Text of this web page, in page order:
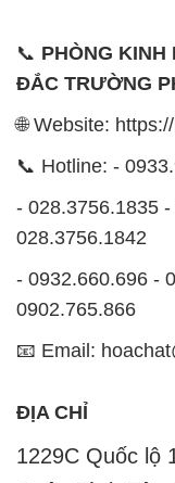
📞 PHÒNG KINH
ĐẮC TRƯỜNG
🌐 Website:
📞 Hotline: -
- 028.3756.1835
028.3756.1842
- 0932.660.696 -
0902.765.866
📧 Email:
ĐỊA CHỈ
1229C Quốc lộ